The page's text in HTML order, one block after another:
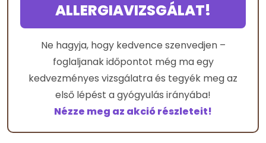
ALLERGIAVIZSGÁLAT!
Ne hagyja, hogy kedvence szenvedjen –
foglaljanak időpontot még ma egy
kedvezményes vizsgálatra és tegyék meg az
első lépést a gyógyulás irányába!
Nézze meg az akció részleteit!